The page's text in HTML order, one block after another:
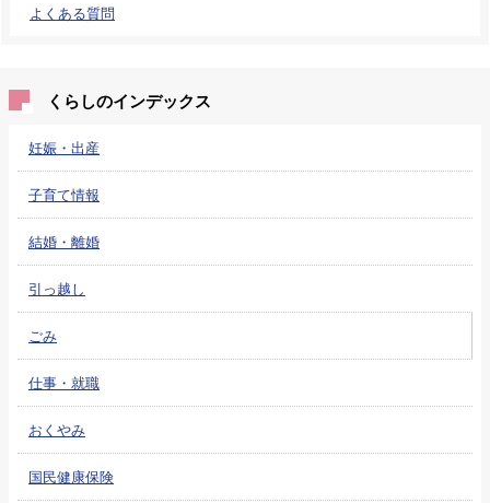
よくある質問
くらしのインデックス
妊娠・出産
子育て情報
結婚・離婚
引っ越し
ごみ
仕事・就職
おくやみ
国民健康保険